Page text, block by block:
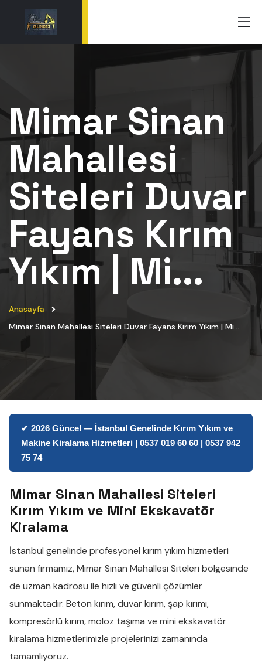
Mimar Sinan
Mahallesi
Siteleri Duvar
Fayans Kırım
Yıkım | Mi...
Anasayfa
Mimar Sinan Mahallesi Siteleri Duvar Fayans Kırım Yıkım | Mi...
✔ 2026 Güncel — İstanbul Genelinde Kırım Yıkım ve
Makine Kiralama Hizmetleri | 0537 019 60 60 | 0537 942
75 74
Mimar Sinan Mahallesi Siteleri
Kırım Yıkım ve Mini Ekskavatör
Kiralama
İstanbul genelinde profesyonel kırım yıkım hizmetleri
sunan firmamız,Mimar Sinan Mahallesi Siteleri bölgesinde
de uzman kadrosu ile hızlı ve güvenli çözümler
sunmaktadır. Beton kırım,duvar kırım,şap kırımı,
kompresörlü kırım,moloz taşıma ve mini ekskavatör
kiralama hizmetlerimizle projelerinizi zamanında
tamamlıyoruz.